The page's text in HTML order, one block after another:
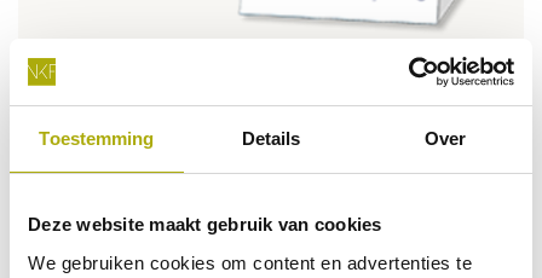
Toestemming Details Over
Deze website maakt gebruik van cookies
We gebruiken cookies om content en advertenties te